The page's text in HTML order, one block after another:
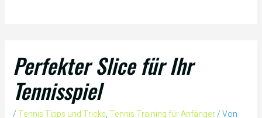
Perfekter Slice für Ihr
Tennisspiel
/Tennis Tipps und Tricks,Tennis Training für Anfänger/ Von